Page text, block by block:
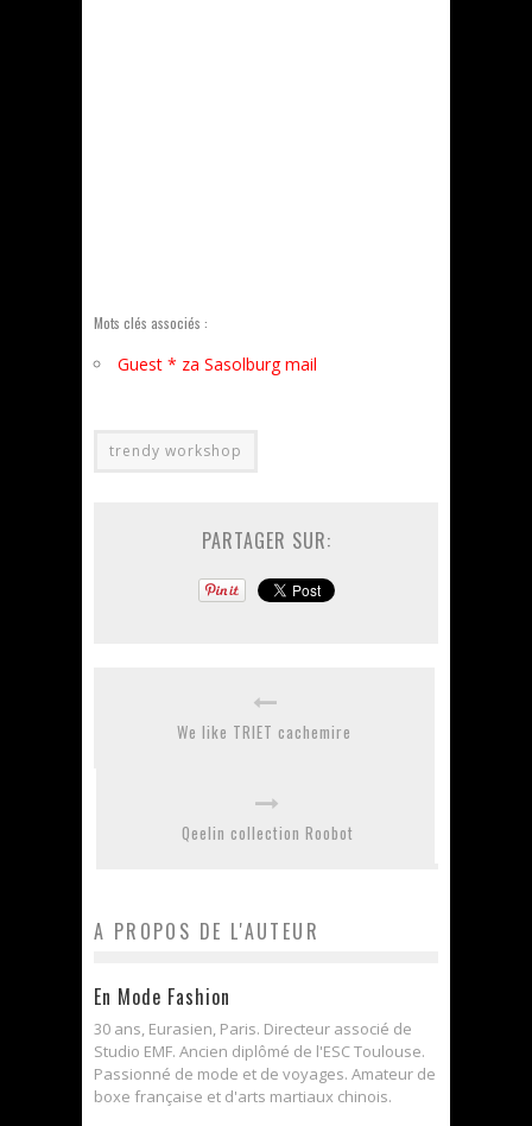
Mots clés associés :
Guest * za Sasolburg mail
trendy workshop
PARTAGER SUR:
We like TRIET cachemire
Qeelin collection Roobot
A PROPOS DE L'AUTEUR
En Mode Fashion
30 ans, Eurasien, Paris. Directeur associé de
Studio EMF. Ancien diplômé de l'ESC Toulouse.
Passionné de mode et de voyages. Amateur de
boxe française et d'arts martiaux chinois.